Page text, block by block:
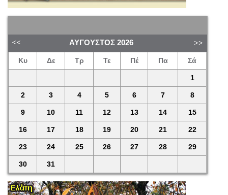
ΑΎΓΟΥΣΤΟΣ 2026
Κυ Δε Τρ Τε Πέ Πα Σά
1
2 3 4 5 6 7 8
9 10 11 12 13 14 15
16 17 18 19 20 21 22
23 24 25 26 27 28 29
30 31